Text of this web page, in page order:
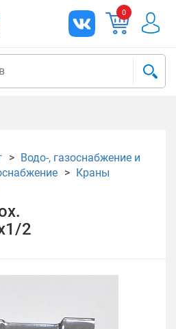
0
Водо-, газоснабжение и
Краны
2